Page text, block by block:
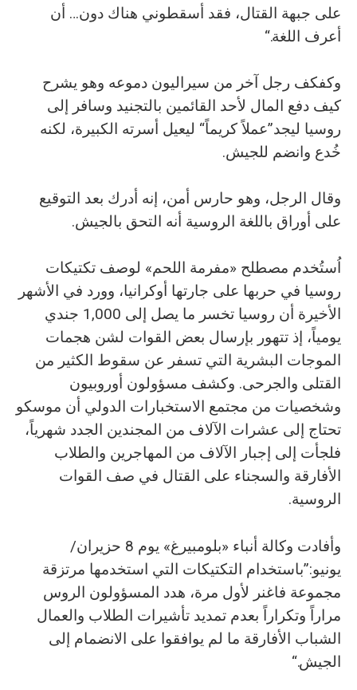
على جبهة القتال، فقد أسقطوني هناك دون… أن
أعرف اللغة.“
وكفكف رجل آخر من سيراليون دموعه وهو يشرح
كيف دفع المال لأحد القائمين بالتجنيد وسافر إلى
روسيا ليجد”عملاً كريماً“ ليعيل أسرته الكبيرة، لكنه
خُدع وانضم للجيش.
وقال الرجل، وهو حارس أمن، إنه أدرك بعد التوقيع
على أوراق باللغة الروسية أنه التحق بالجيش.
اُستُخدم مصطلح «مفرمة اللحم» لوصف تكتيكات
روسيا في حربها على جارتها أوكرانيا، وورد في الأشهر
الأخيرة أن روسيا تخسر ما يصل إلى 1,000 جندي
يومياً، إذ تتهور بإرسال بعض القوات لشن هجمات
الموجات البشرية التي تسفر عن سقوط الكثير من
القتلى والجرحى. وكشف مسؤولون أوروبيون
وشخصيات من مجتمع الاستخبارات الدولي أن موسكو
تحتاج إلى عشرات الآلاف من المجندين الجدد شهرياً،
فلجأت إلى إجبار الآلاف من المهاجرين والطلاب
الأفارقة والسجناء على القتال في صف القوات
الروسية.
وأفادت وكالة أنباء «بلومبيرغ» يوم 8 حزيران/
يونيو:”باستخدام التكتيكات التي استخدمها مرتزقة
مجموعة فاغنر لأول مرة، هدد المسؤولون الروس
مراراً وتكراراً بعدم تمديد تأشيرات الطلاب والعمال
الشباب الأفارقة ما لم يوافقوا على الانضمام إلى
الجيش.“